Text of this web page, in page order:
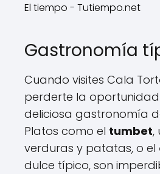
El tiempo - Tutiempo.net
Gastronomía
Cuando visites Cala
perderte la
deliciosa gastronomía
Platos como el tumbet,
verduras y patatas, o el
dulce típico, son